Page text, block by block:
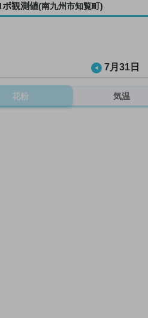
ボ観測値(南九州市知覧町)
7月31日
花粉 気温